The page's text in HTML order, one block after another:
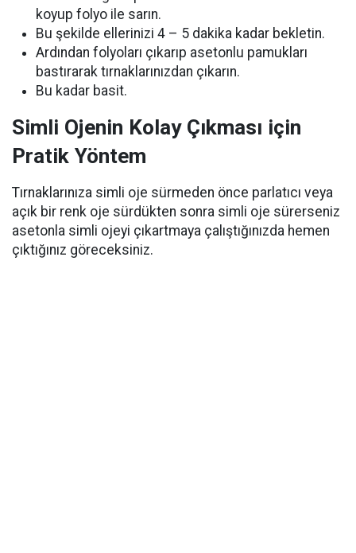
koyup folyo ile sarın.
Bu şekilde ellerinizi 4 – 5 dakika kadar bekletin.
Ardından folyoları çıkarıp asetonlu pamukları
bastırarak tırnaklarınızdan çıkarın.
Bu kadar basit.
Simli Ojenin Kolay Çıkması için
Pratik Yöntem
Tırnaklarınıza simli oje sürmeden önce parlatıcı veya
açık bir renk oje sürdükten sonra simli oje sürerseniz
asetonla simli ojeyi çıkartmaya çalıştığınızda hemen
çıktığınız göreceksiniz.